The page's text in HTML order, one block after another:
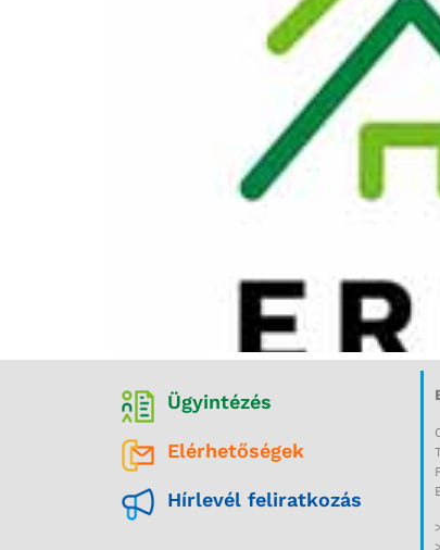
Ügyintézés
Elérhetőségek
Hírlevél feliratkozás